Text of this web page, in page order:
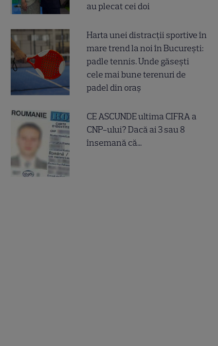
au plecat cei doi
Harta unei distracții sportive în
mare trend la noi în București:
padle tennis. Unde găsești
cele mai bune terenuri de
padel din oraș
CE ASCUNDE ultima CIFRA a
CNP-ului? Dacă ai 3 sau 8
însemană că...